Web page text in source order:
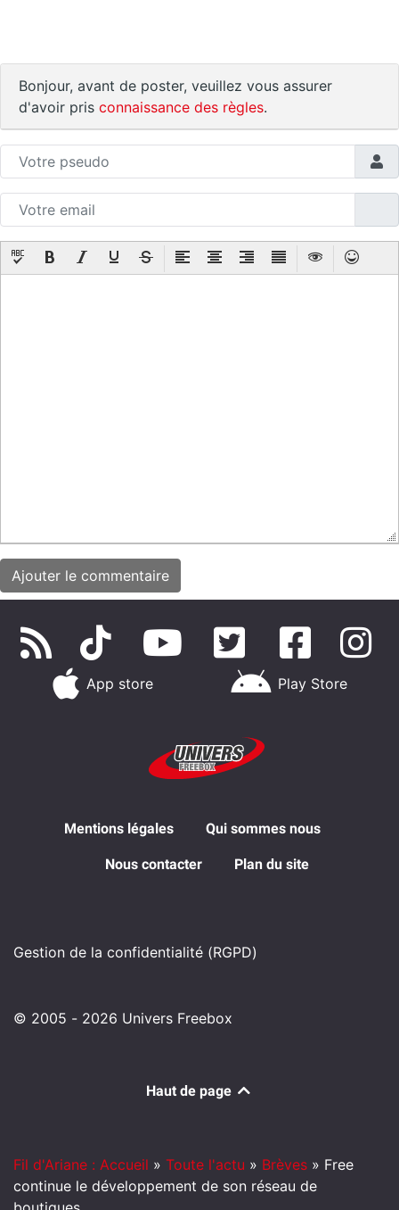
Bonjour, avant de poster, veuillez vous assurer
d'avoir pris connaissance des règles.
App store Play Store
Mentions légales Qui sommes nous
Nous contacter Plan du site
Gestion de la confidentialité (RGPD)
© 2005 - 2026 Univers Freebox
Haut de page
Fil d'Ariane : Accueil » Toute l'actu » Brèves » Free
continue le développement de son réseau de